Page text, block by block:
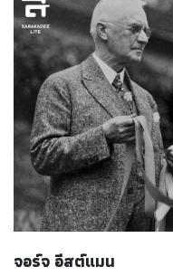
โจเซฟ เพ็ตซ์วาล
ประดิษฐ์เลนส์ถ่ายภา
ค.ศ. 1840 โจเซฟ เพ็ต
กล้องชาวฮังการีได้ประดิ
เลนส์ 4 ชิ้นประกอบเข้าด้ว
เลนส์แบบเดิมที่เป็นแบบชิ้
ต่อมาเกือบ 1 ศตวรรษ